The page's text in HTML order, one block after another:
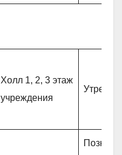
Холл 1, 2, 3 этаж
учреждения